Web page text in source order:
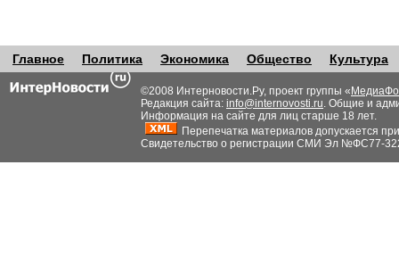
Главное Политика Экономика Общество Культура
©2008 Интерновости.Ру, проект группы «
Редакция сайта: info@internovosti.ru. Общие и
Информация на сайте для лиц старше 18 лет.
Перепечатка материалов допускается
Свидетельство о регистрации СМИ Эл №ФС77-